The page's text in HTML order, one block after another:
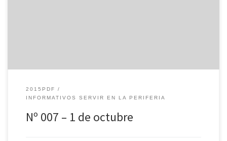
2015PDF
INFORMATIVOS SERVIR EN LA PERIFERIA
Nº 007 – 1 de octubre